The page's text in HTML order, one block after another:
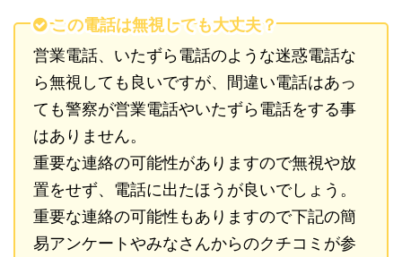
この電話は無視しても大丈夫？
営業電話、いたずら電話のような迷惑電話な
ら無視しても良いですが、間違い電話はあっ
ても警察が営業電話やいたずら電話をする事
はありません。
重要な連絡の可能性がありますので無視や放
置をせず、電話に出たほうが良いでしょう。
重要な連絡の可能性もありますので下記の簡
易アンケートやみなさんからのクチコミが参